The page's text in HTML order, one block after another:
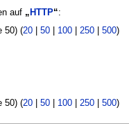
auf „ HTTP“:
50) (20| 50| 100| 250| 500)
50) (20| 50| 100| 250| 500)